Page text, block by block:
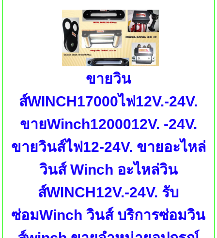
ขายวิน
ส์WINCH17000ไฟ12V.-24V.
ขายWinch1200012V. -24V.
ขายวินส์ไฟ12-24V. ขายอะไหล่
วินส์ Winch อะไหล่วิน
ส์WINCH12V.-24V. รับ
ซ่อมWinch วินส์ บริการซ่อมวิน